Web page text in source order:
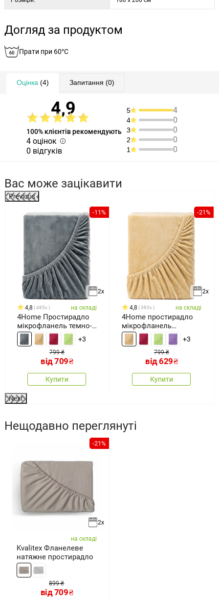
Догляд за продуктом
Прати при 60°C
Оцінка (4) Запитання (0)
4,9
100% клієнтів рекомендують
4 оцінок
0 відгуків
5 4
4 0
3 0
2 0
1 0
Вас може зацікавити
Previous
-11%
2x
4,8 485x на складі
4Home Простирадло
мікрофланель темно-
сірий
+3
799 ₴
від709₴
Купити
-21%
2x
4,8 383x на складі
4Home простирадло
мікрофланель
бежевий
+3
799 ₴
від629₴
Купити
Next
Нещодавно переглянуті
-21%
2x
на складі
Kvalitex Фланелеве
натяжне простирадло
899 ₴
від709₴